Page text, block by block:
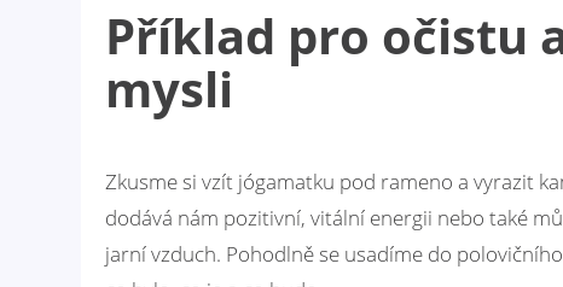
Příklad pro očistu
mysli
Zkusme si vzít jógamatku pod rameno a vyrazit
dodává nám pozitivní, vitální energii nebo také
jarní vzduch. Pohodlně se usadíme do polovičního